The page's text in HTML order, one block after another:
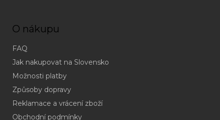
O nákupu
FAQ
Jak nakupovat na Slovensko
Možnosti platby
Způsoby dopravy
Reklamace a vrácení zboží
Obchodní podmínky